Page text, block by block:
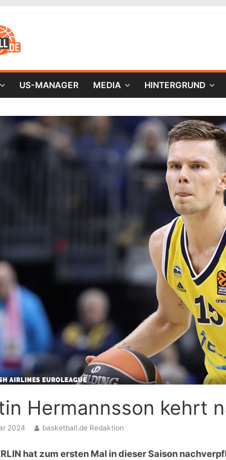
US-MANAGER MEDIA HINTERGRUND
Hermannsson kehrt
2024 basketball.de Redaktion
hat zum ersten Mal in dieser Saison